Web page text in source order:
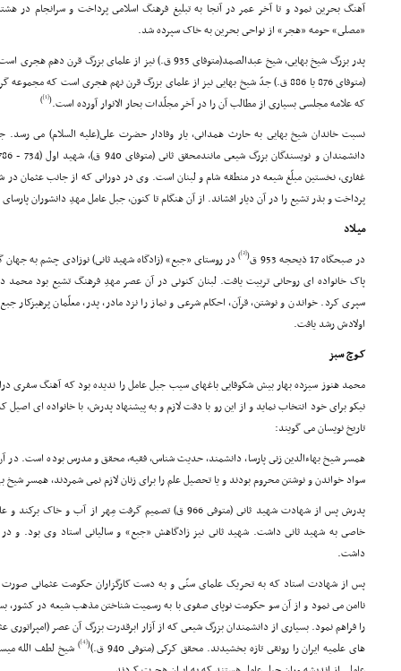
«مصلى» حومه «هجر» از نواحى بحرین به خاک سپرده شد.
پدر بزرگ شیخ بهایى، شیخ عبدالصمد(متوفاى 935 ق.) نیز از
(متوفاى 876 یا 886 ق.) جدّ شیخ بهایى نیز از علماى بزرگ قرن نهم هجرى است که
که علامه مجلسى بسیارى از مطالب آن را در آخر مجلّدات بحار الانوار آورده است.(
[1]
)
نسبت خاندان شیخ بهایى به حارث همدانى، یار وفادار حضرت على(علیه السلام) مى رسد.
غفارى، نخستین مبلّغ شیعه در منطقه شام و لبنان است. وى در دورانى که از جانب عثمان در
پرداخت و بذر تشیع را در آن دیار افشاند. از آن هنگام تا کنون، جبل عامل مهدِ دانشوران
میـلاد
در صبحگاه 17 ذیحجه 953 ق
(
[2]
)در روستاى «جبع» (زادگاه شهید ثانى) نوزادى چشم به
پاک خانواده اى روحانى تربیت یافت. لبنان کنونى در آن عصر مهدِ فرهنگ تشیع بود محمد
سپرى کرد. خواندن و نوشتن، قرآن، احکام شرعى و نماز را نزد مادر، پدر، معلّمان پرهیزکار
اولادش رشد یافت.
کـوچ سبز
محمد هنوز سیزده بهار بیش شکوفایى باغهاى سیب جبل عامل را ندیده بود که آهنگ سفرى
نیکو براى خود انتخاب نماید و از این رو با دقت لازم و به پیشنهاد پدرش، با خانواده اى
تاریخ نویسان مى گویند:
همسر شیخ بهاءالدین زنى پارسا، دانشمند، حدیث شناس، فقیه، محقق و مدرس بوده است. در آن
سواد خواندن و نوشتن محروم بودند و یا تحصیل علم را براى زنان لازم نمى شمردند، همسر شیخ
پدرش پس از شهادت شهید ثانى (متوفى 966 ق) تصمیم گرفت مِهر از آب و خاک برکند و عازم مهدِ تازه شیعه، ایران شود.
خاصى به شهید ثانى داشت. شهید ثانى نیز زادگاهش «جبع» و سالیانى استاد وى بود. و در
داشت.
پس از شهادت استاد که به تحریک علماى سنّى و به دست کارگزاران حکومت عثمانى
ناامن مى نمود و از آن سو حکومت نوپاى صفوى با به رسمیت شناختن مذهب شیعه در کشور،
را فراهم نمود. بسیارى از دانشمندان بزرگ شیعى که از آزار ابرقدرت بزرگ آن عصر (امپراتورى
هاى علمیه ایران را رونقى تازه بخشیدند. محقق کرکى (متوفى 940 ق.)
(
[4]
)